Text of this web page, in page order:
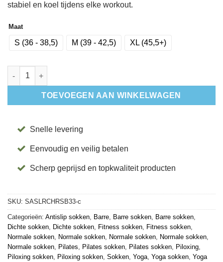
stabiel en koel tijdens elke workout.
Maat
S (36 - 38,5) M (39 - 42,5) XL (45,5+)
Antislip Sokken Mannen Low Rise Checkers - Base33 aantal
TOEVOEGEN AAN WINKELWAGEN
Snelle levering
Eenvoudig en veilig betalen
Scherp geprijsd en topkwaliteit producten
SKU: SASLRCHRSB33-c
Categorieën: Antislip sokken Barre Barre sokken Barre sokken
Dichte sokken
Dichte sokken Fitness sokken Fitness sokken
Normale sokken
Normale sokken Normale sokken Normale sokken
Normale sokken
Pilates Pilates sokken Pilates sokken Piloxing
Piloxing sokken
Piloxing sokken Sokken Yoga Yoga sokken Yoga